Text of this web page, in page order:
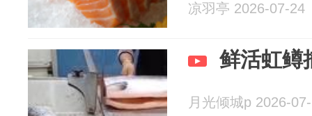
凉羽亭 2026-07-24
鲜活虹鳟
月光倾城p 2026-